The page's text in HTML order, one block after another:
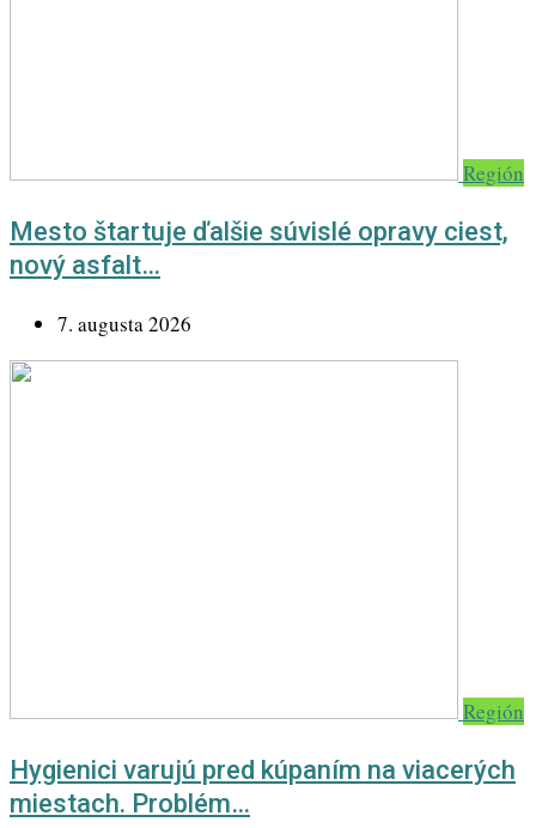
Región
Mesto štartuje ďalšie súvislé opravy ciest,
nový asfalt…
7. augusta 2026
Región
Hygienici varujú pred kúpaním na viacerých
miestach. Problém…